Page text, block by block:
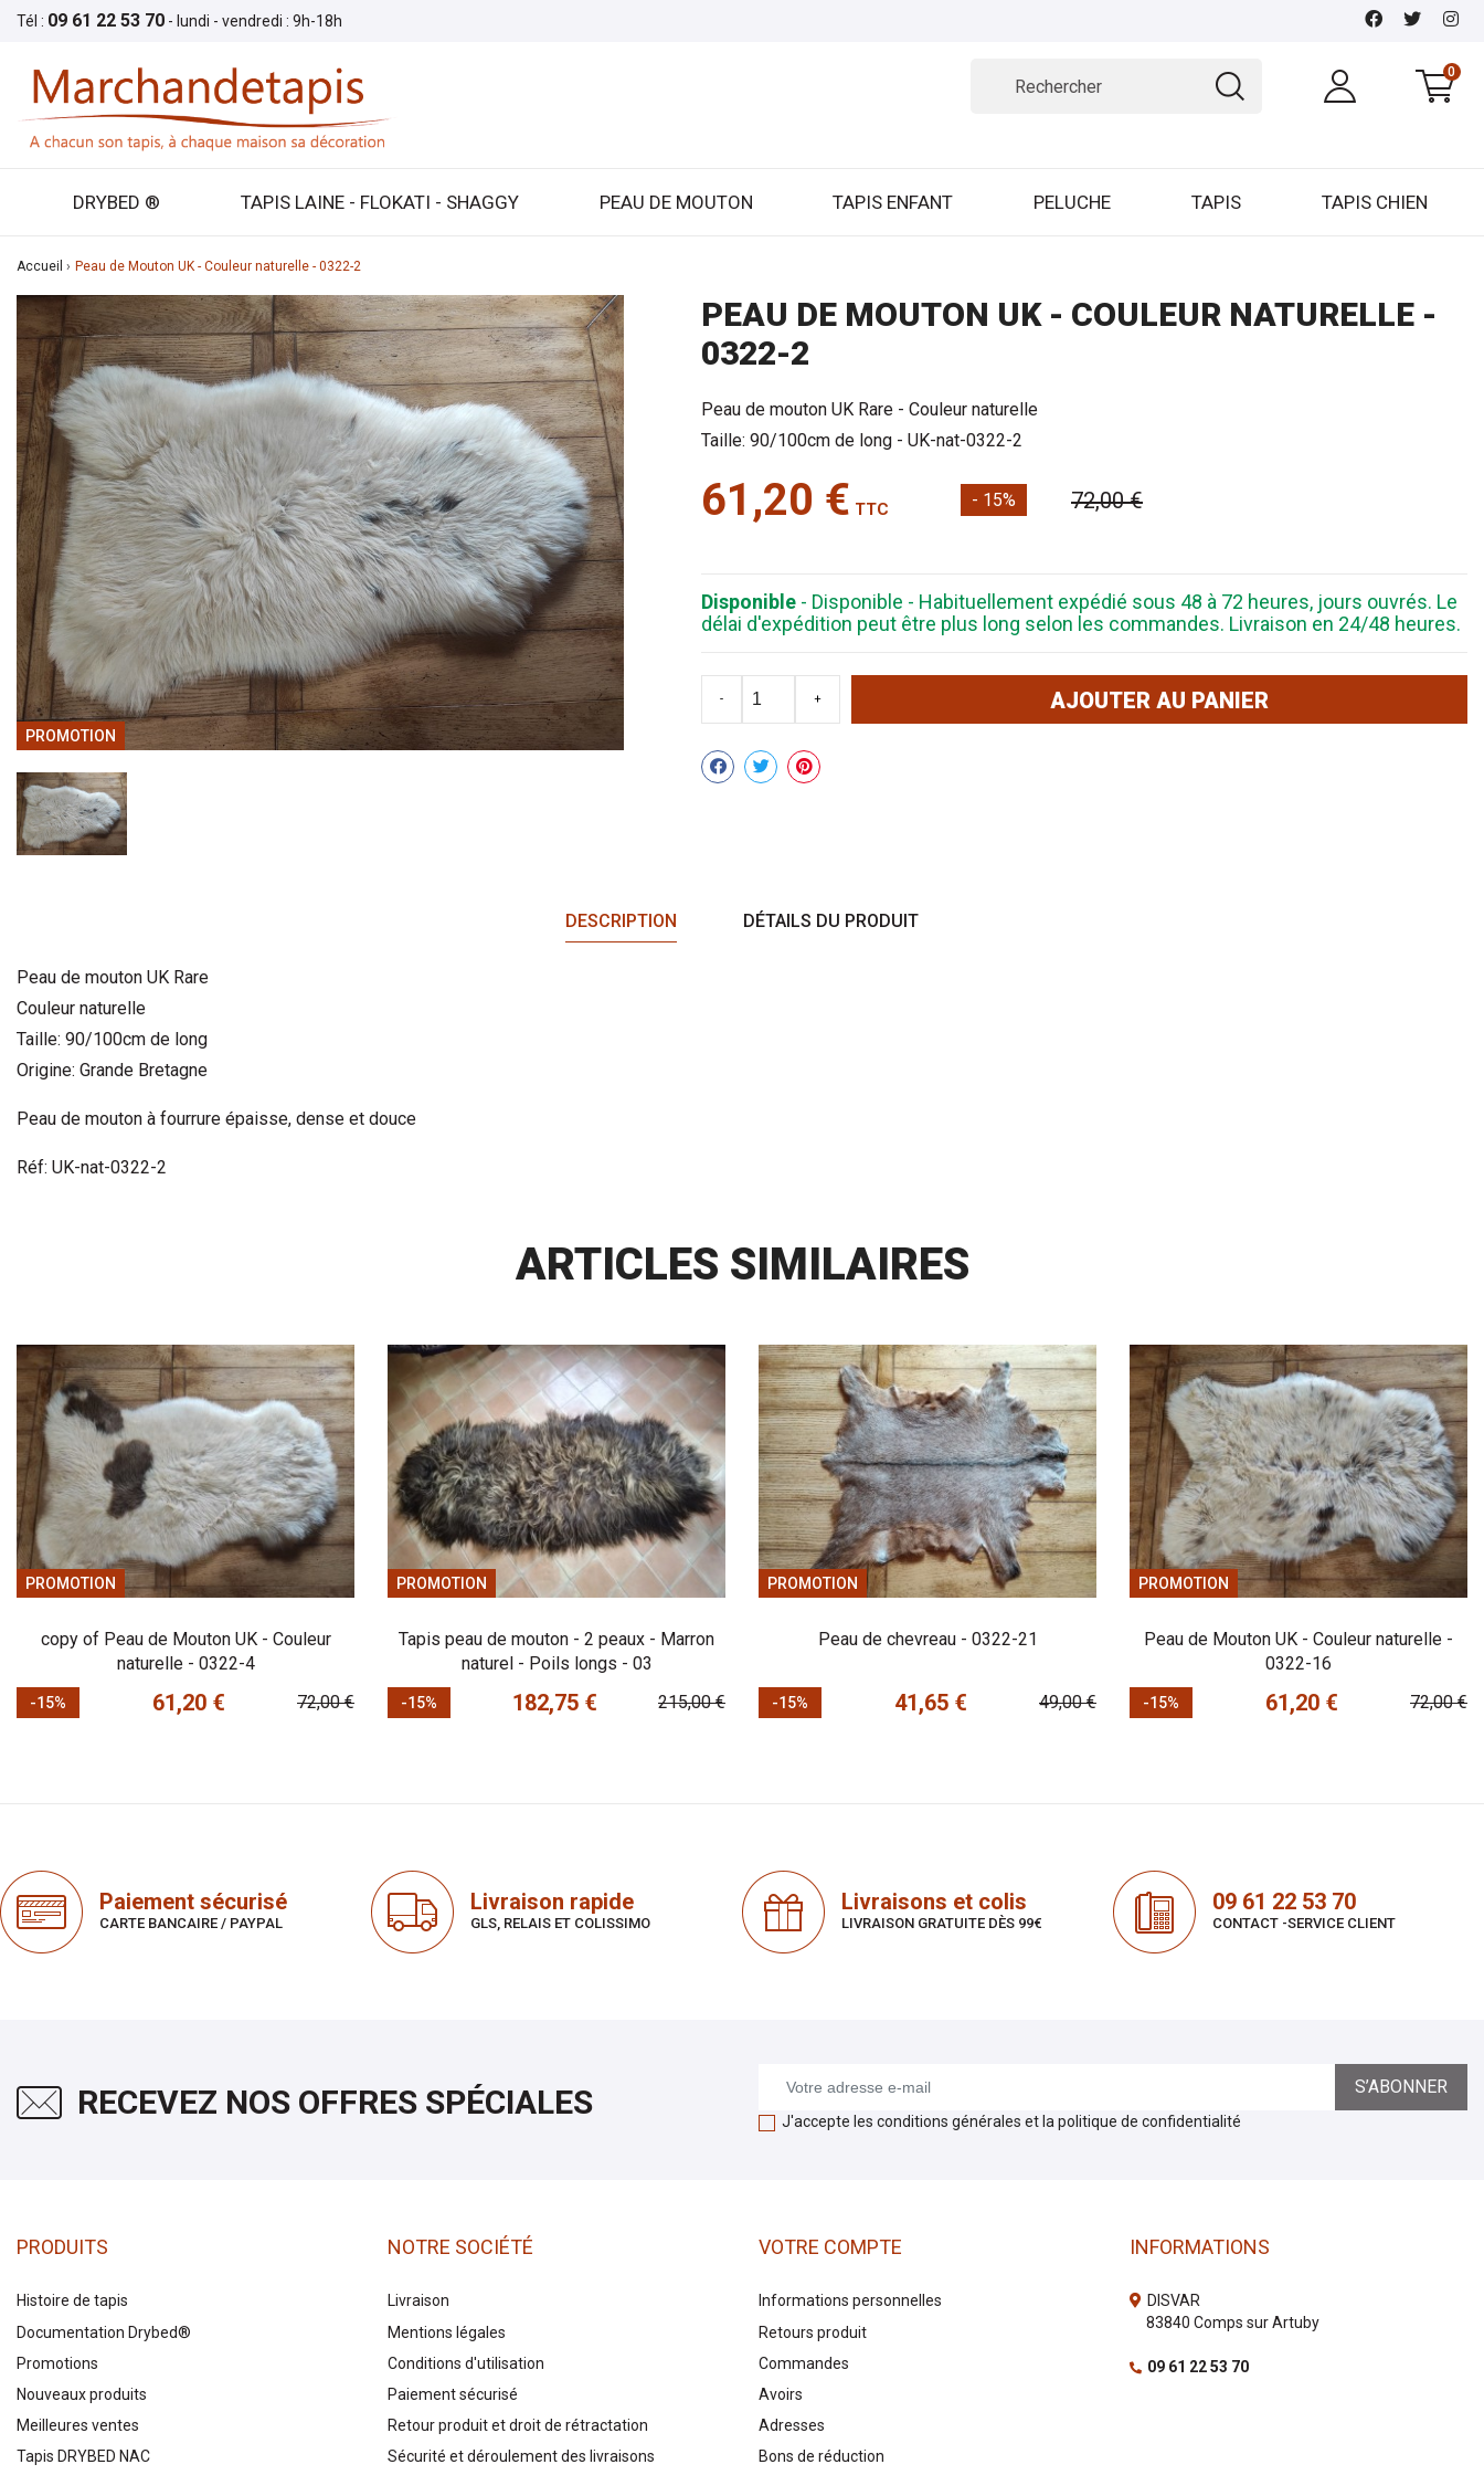
Tél : 09 61 22 53 70 - lundi - vendredi : 9h-18h
0
DRYBED ® TAPIS LAINE - FLOKATI - SHAGGY PEAU DE MOUTON TAPIS ENFANT PELUCHE TAPIS TAPIS CHIEN
Accueil Peau de Mouton UK - Couleur naturelle - 0322-2
PROMOTION
PEAU DE MOUTON UK - COULEUR NATURELLE -
0322-2
Peau de mouton UK Rare - Couleur naturelle
Taille: 90/100cm de long - UK-nat-0322-2
61,20 € TTC - 15% 72,00 €
Disponible - Disponible - Habituellement expédié sous 48 à 72 heures, jours ouvrés. Le
délai d'expédition peut être plus long selon les commandes. Livraison en 24/48 heures.
- + AJOUTER AU PANIER
Partager
DESCRIPTION DÉTAILS DU PRODUIT
Peau de mouton UK Rare
Couleur naturelle
Taille: 90/100cm de long
Origine: Grande Bretagne
Peau de mouton à fourrure épaisse, dense et douce
Réf: UK-nat-0322-2
ARTICLES SIMILAIRES
PROMOTION
copy of Peau de Mouton UK - Couleur
naturelle - 0322-4
-15%
Prix 61,20 €
Prix de base 72,00 €
PROMOTION
Tapis peau de mouton - 2 peaux - Marron
naturel - Poils longs - 03
-15%
Prix 182,75 €
Prix de base 215,00 €
PROMOTION
Peau de chevreau - 0322-21
-15%
Prix 41,65 €
Prix de base 49,00 €
PROMOTION
Peau de Mouton UK - Couleur naturelle -
0322-16
-15%
Prix 61,20 €
Prix de base 72,00 €
Paiement sécurisé
CARTE BANCAIRE / PAYPAL
Livraison rapide
GLS, RELAIS ET COLISSIMO
Livraisons et colis
LIVRAISON GRATUITE DÈS 99€
09 61 22 53 70
CONTACT -SERVICE CLIENT
RECEVEZ NOS OFFRES SPÉCIALES J'accepte les conditions générales et la politique de confidentialité
PRODUITS
Histoire de tapis
Documentation Drybed®
Promotions
Nouveaux produits
Meilleures ventes
Tapis DRYBED NAC
NOTRE SOCIÉTÉ
Livraison
Mentions légales
Conditions d'utilisation
Paiement sécurisé
Retour produit et droit de rétractation
Sécurité et déroulement des livraisons
VOTRE COMPTE
Informations personnelles
Retours produit
Commandes
Avoirs
Adresses
Bons de réduction
INFORMATIONS
DISVAR
83840 Comps sur Artuby
09 61 22 53 70